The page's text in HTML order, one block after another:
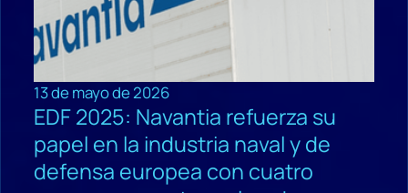
13 de mayo de 2026
EDF 2025: Navantia refuerza su
papel en la industria naval y de
defensa europea con cuatro